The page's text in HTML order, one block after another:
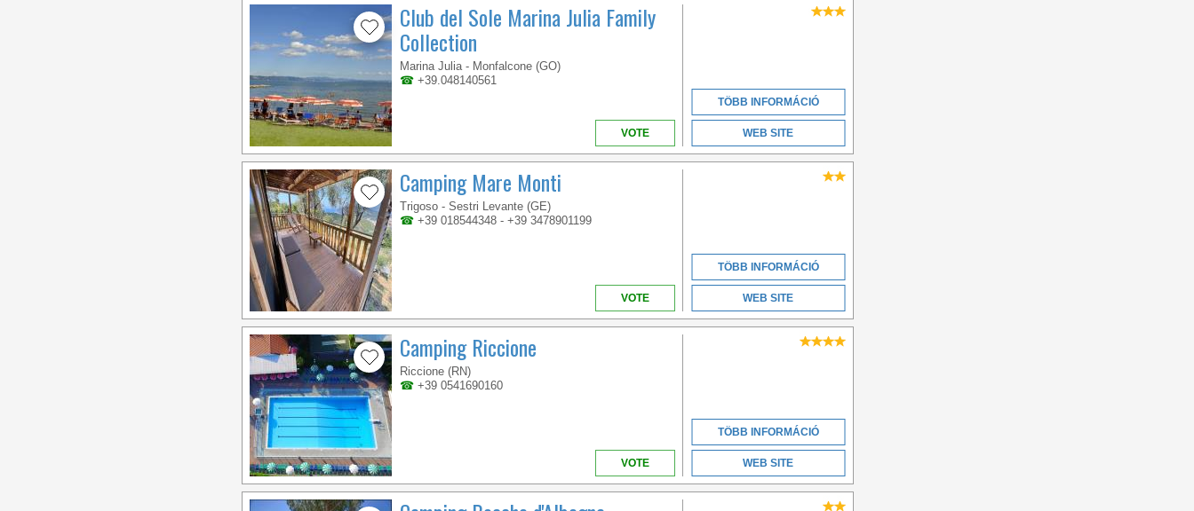
Club del Sole Marina Julia Family
Collection
Marina Julia - Monfalcone (GO)
☎ +39.048140561
VOTE
TÖBB INFORMÁCIÓ
WEB SITE
Camping Mare Monti
Trigoso - Sestri Levante (GE)
☎ +39 018544348 - +39 3478901199
VOTE
TÖBB INFORMÁCIÓ
WEB SITE
Camping Riccione
Riccione (RN)
☎ +39 0541690160
VOTE
TÖBB INFORMÁCIÓ
WEB SITE